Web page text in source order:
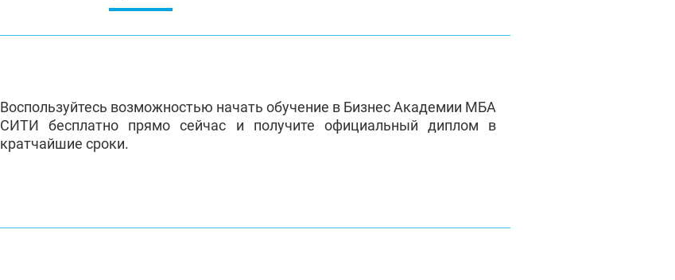
Воспользуйтесь возможностью начать обучение в Бизнес Академии МБА
СИТИ бесплатно прямо сейчас и получите официальный диплом в
кратчайшие сроки.